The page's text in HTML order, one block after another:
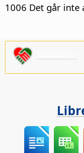
1006 Det går inte